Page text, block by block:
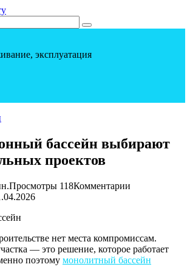
эксплуатация
бассейн выбирают
проектов
Просмотры 118Комментарии
нет места компромиссам.
— это решение, которое работает
поэтому монолитный бассейн